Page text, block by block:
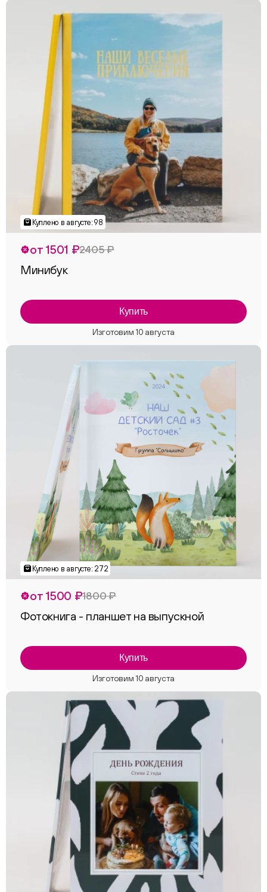
от 1501 ₽2405 ₽
Минибук
Купить
от 1500 ₽1800 ₽
Фотокнига - планшет на выпускной
Купить